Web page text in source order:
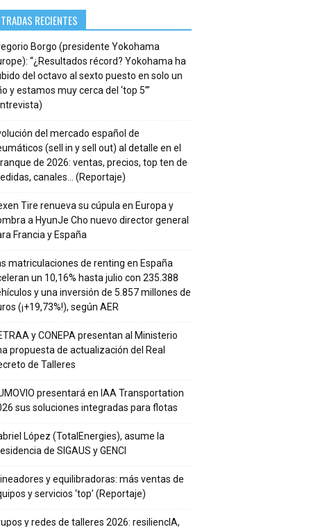
RECIENTES
Borgo (presidente Yokohama
“¿Resultados récord? Yokohama ha
del octavo al sexto puesto en solo un
y estamos muy cerca del ‘top 5’”
del mercado español de
(sell in y sell out) al detalle en el
de 2026: ventas, precios, top ten de
canales… (Reportaje)
Tire renueva su cúpula en Europa y
a HyunJe Cho nuevo director general
Francia y España
matriculaciones de renting en España
un 10,16% hasta julio con 235.388
y una inversión de 5.857 millones de
(¡+19,73%!), según AER
y CONEPA presentan al Ministerio
propuesta de actualización del Real
de Talleres
presentará en IAA Transportation
sus soluciones integradas para flotas
López (TotalEnergies), asume la
de SIGAUS y GENCI
y equilibradoras: más ventas de
y servicios ‘top’ (Reportaje)
y redes de talleres 2026: resiliencIA,